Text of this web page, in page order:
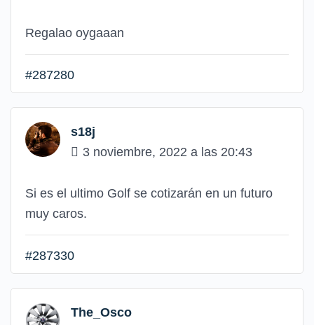
Regalao oygaaan
#287280
s18j
3 noviembre, 2022 a las 20:43
Si es el ultimo Golf se cotizarán en un futuro
muy caros.
#287330
The_Osco